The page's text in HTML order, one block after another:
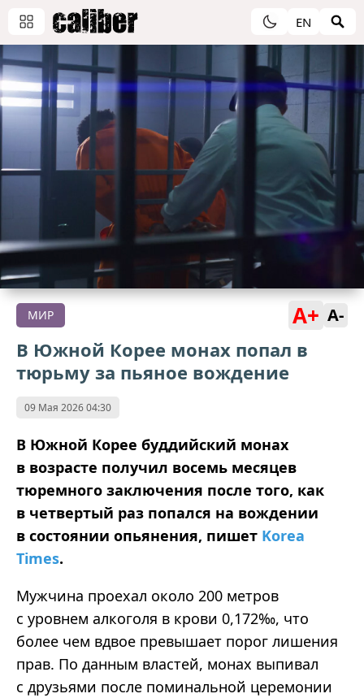
EN
МИР A+ A-
В Южной Корее монах попал в
тюрьму за пьяное вождение
09 Мая 2026 04:30
В Южной Корее буддийский монах
в возрасте получил восемь месяцев
тюремного заключения после того, как
в четвертый раз попался на вождении
в состоянии опьянения, пишет Korea
Times.
Мужчина проехал около 200 метров
с уровнем алкоголя в крови 0,172‰, что
более чем вдвое превышает порог лишения
прав. По данным властей, монах выпивал
с друзьями после поминальной церемонии